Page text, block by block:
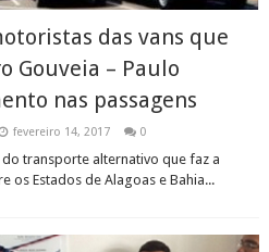
das vans que
Gouveia – Paulo
nas passagens
fevereiro 14, 2017 0
transporte alternativo que faz a
os Estados de Alagoas e Bahia...